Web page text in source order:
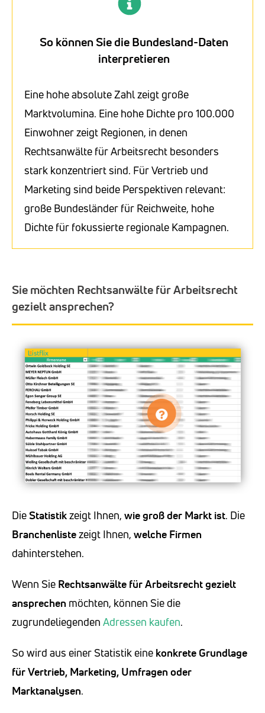
So können Sie die Bundesland-Daten
interpretieren
Eine hohe absolute Zahl zeigt große
Marktvolumina. Eine hohe Dichte pro 100.000
Einwohner zeigt Regionen, in denen
Rechtsanwälte für Arbeitsrecht besonders
stark konzentriert sind. Für Vertrieb und
Marketing sind beide Perspektiven relevant:
große Bundesländer für Reichweite, hohe
Dichte für fokussierte regionale Kampagnen.
Sie möchten Rechtsanwälte für Arbeitsrecht
gezielt ansprechen?
DieStatistikzeigt Ihnen, wie groß der Markt ist. Die
Branchenlistezeigt Ihnen, welche Firmen
dahinterstehen.
Wenn Sie Rechtsanwälte für Arbeitsrechtgezielt
ansprechen möchten, können Sie die
zugrundeliegenden Adressen kaufen.
So wird aus einer Statistik eine konkrete Grundlage
für Vertrieb, Marketing, Umfragen oder
Marktanalysen.